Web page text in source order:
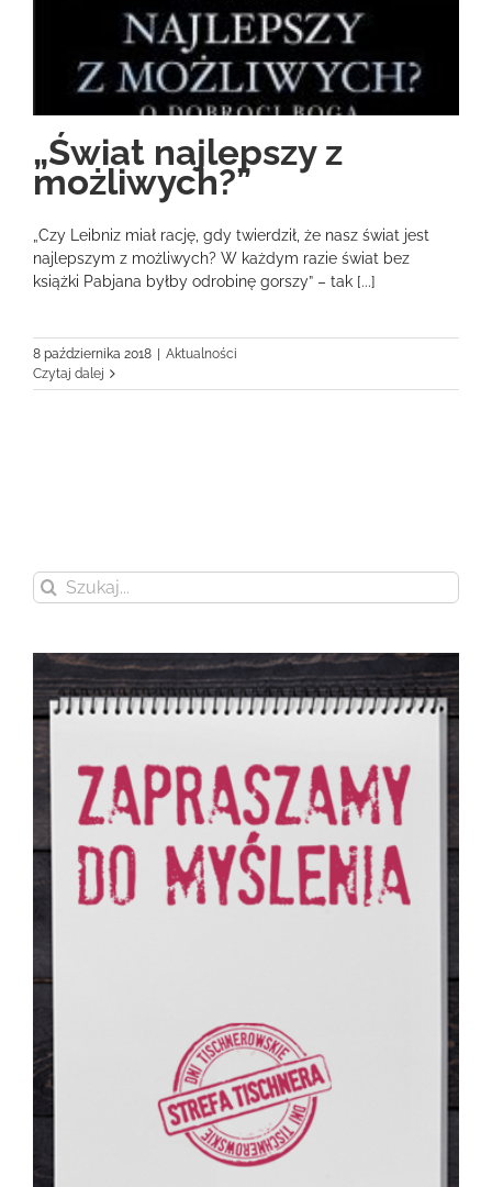
„Świat najlepszy z
możliwych?”
„Czy Leibniz miał rację, gdy twierdził, że nasz świat jest
najlepszym z możliwych? W każdym razie świat bez
książki Pabjana byłby odrobinę gorszy” – tak [...]
8 października 2018 | Aktualności
Czytaj dalej
Szukaj